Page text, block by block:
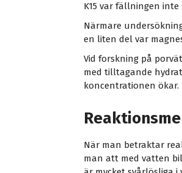
K15 var fällningen inte
Närmare
en liten del var
Vid forskning på
med tilltagande
koncentrationen ökar.
När man betraktar
man att med vatten